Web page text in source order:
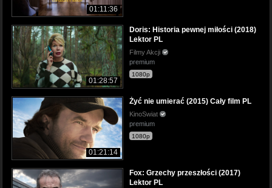
01:11:36
01:28:57
Doris: Historia pewnej miłości (2018)
Lektor PL
Filmy Akcji
premium
1080p
01:21:14
Żyć nie umierać (2015) Cały film PL
KinoSwiat
premium
1080p
Fox: Grzechy przeszłości (2017)
Lektor PL